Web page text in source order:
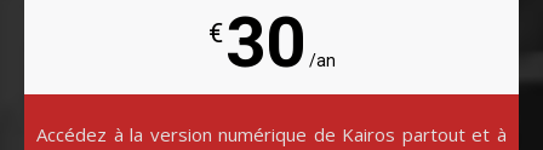
€30 /an
Accédez à la version numérique de Kairos partout et à